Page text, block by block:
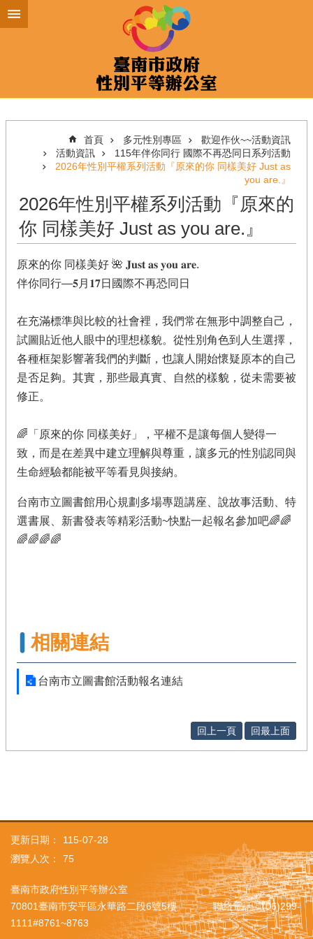
跳到主要內容區塊
首頁 多元性別專區
歡迎作伙~~活動資訊
活動資訊
115年伴你同行 國際不再恐同日系列活動
2026年性別平權系列活動『原來的你 同樣美好 Just as
you are.』
2026年性別平權系列活動『原來的
你 同樣美好 Just as you are.』
原來的你 同樣美好 🌺 𝐉𝐮𝐬𝐭 𝐚𝐬 𝐲𝐨𝐮 𝐚𝐫𝐞.
伴你同行—𝟓月𝟏𝟕日國際不再恐同日
在充滿標準與比較的社會裡，我們常在無形中調整自己，
試圖貼近他人眼中的理想樣貌。從性別角色到人生選擇，
各種框架影響著我們的判斷，也讓人開始懷疑原本的自己
是否足夠。其實，那些最真實、自然的樣貌，從未需要被
修正。
🌈「原來的你 同樣美好」，平權不是讓每個人變得一
致，而是在差異中建立理解與尊重，讓多元的性別認同與
生命經驗都能被平等看見與接納。
台南市立圖書館用心規劃多場專題講座、說故事活動、特
選書展、新書發表等精彩活動~快點一起報名參加吧🌈🌈
🌈🌈🌈🌈
相關連結
台南市立圖書館活動報名連結
回上一頁 回最上面
更新日期：
115-07-28
瀏覽人次：
75
臺南市政府性別平等辦公室
70801臺南市安平區永華路二段6號5樓 聯絡電話：(06)299-
1111#8761~8763